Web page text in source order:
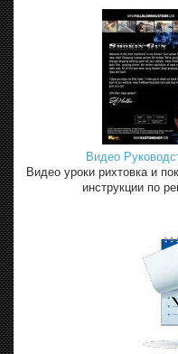
Видео
Видео уроки рихтовка и
инструкции по